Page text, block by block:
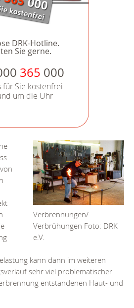
DRK-Hotline.
Sie gerne.
365 000
für Sie kostenfrei
um die Uhr
Verbrennungen/
Verbrühungen Foto: DRK
e.V.
kann dann im weiteren
sehr viel problematischer
entstandenen Haut- und